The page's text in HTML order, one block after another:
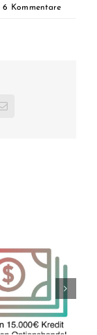
6 Kommentare
E-
7 Gründe warum
ich über 2.500€ in
NOVO NORDISK
investiert habe